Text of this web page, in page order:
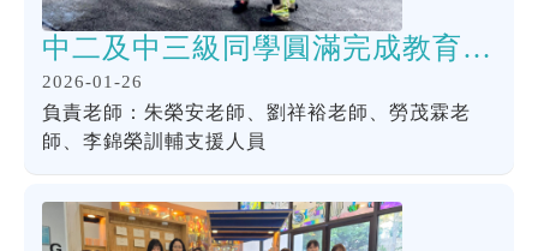
中二及中三級同學圓滿完成教育局及消防處合辦「多元智能挑戰營」
2026-01-26
負責老師：朱榮安老師、劉祥裕老師、勞茂霖老
師、李錦榮訓輔支援人員